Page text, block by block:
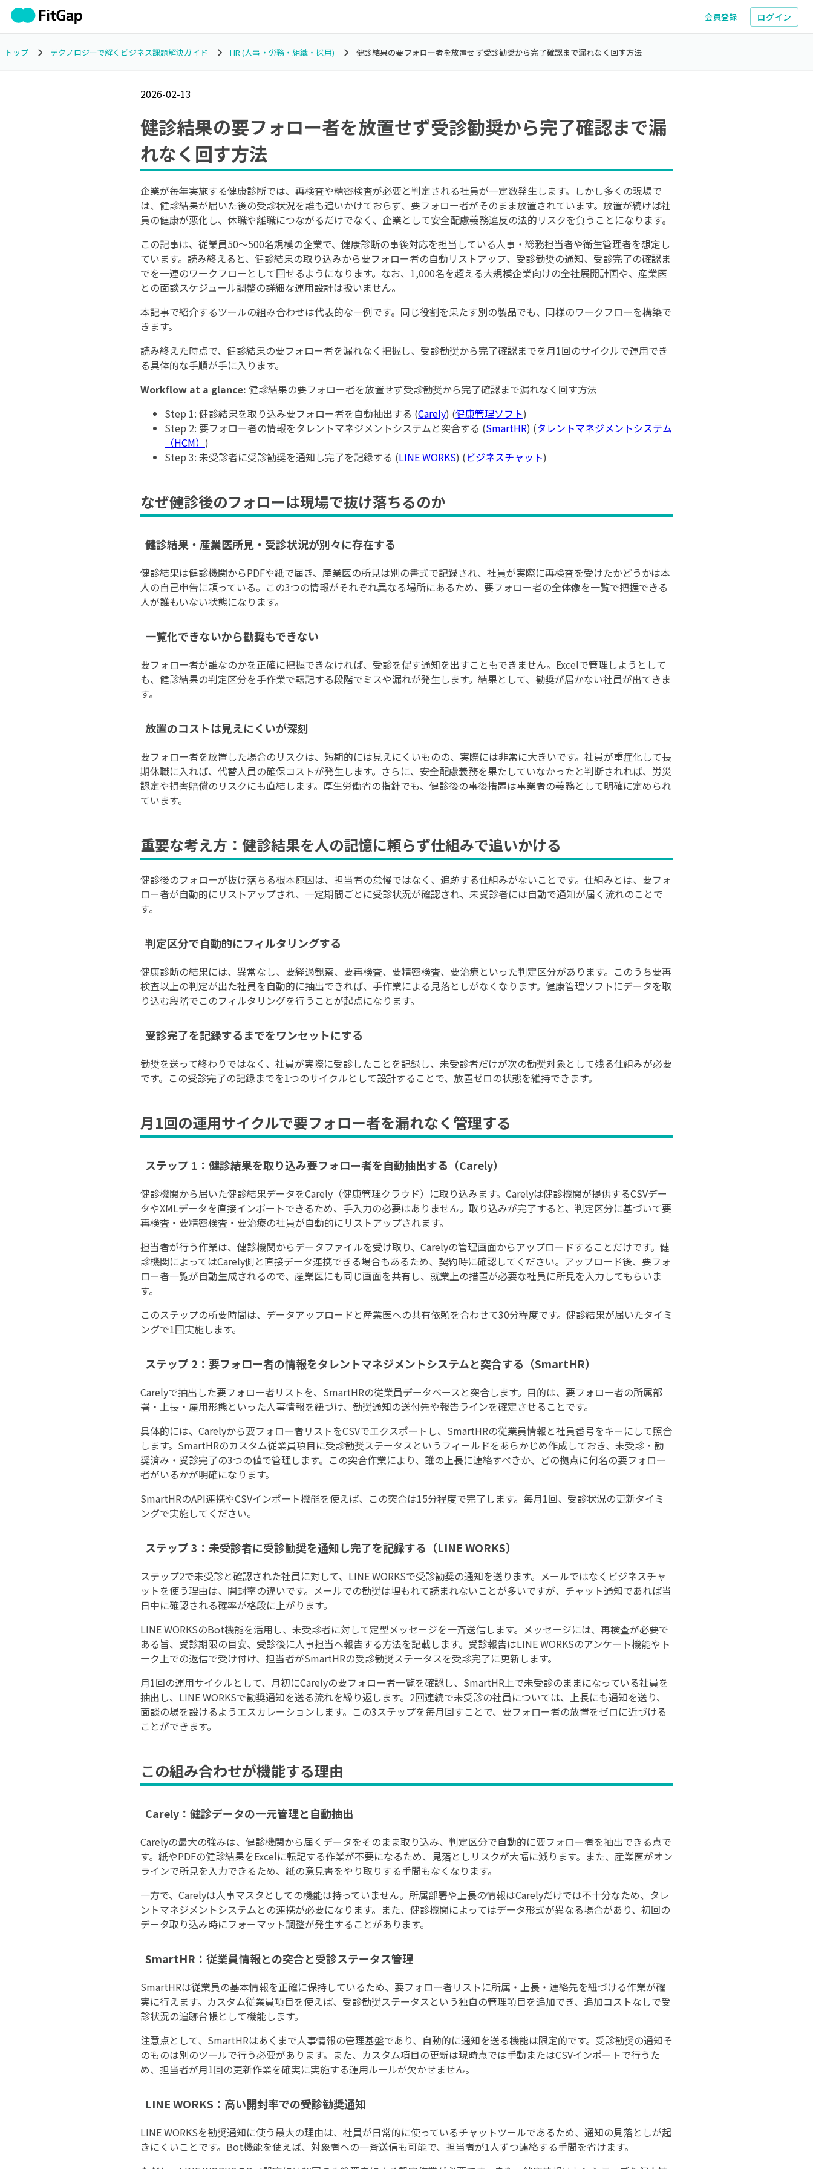
会員登録 ログイン
トップ テクノロジーで解くビジネス課題解決ガイド HR (人事・労務・組織・採用) 健診結果の要フォロー者を放置せず受診勧奨から完了確認まで漏れなく回す方法
2026-02-13
健診結果の要フォロー者を放置せず受診勧奨から完了確認まで漏
れなく回す方法
企業が毎年実施する健康診断では、再検査や精密検査が必要と判定される社員が一定数発生します。しかし多くの現場で
は、健診結果が届いた後の受診状況を誰も追いかけておらず、要フォロー者がそのまま放置されています。放置が続けば社
員の健康が悪化し、休職や離職につながるだけでなく、企業として安全配慮義務違反の法的リスクを負うことになります。
この記事は、従業員50〜500名規模の企業で、健康診断の事後対応を担当している人事・総務担当者や衛生管理者を想定し
ています。読み終えると、健診結果の取り込みから要フォロー者の自動リストアップ、受診勧奨の通知、受診完了の確認ま
でを一連のワークフローとして回せるようになります。なお、1,000名を超える大規模企業向けの全社展開計画や、産業医
との面談スケジュール調整の詳細な運用設計は扱いません。
本記事で紹介するツールの組み合わせは代表的な一例です。同じ役割を果たす別の製品でも、同様のワークフローを構築で
きます。
読み終えた時点で、健診結果の要フォロー者を漏れなく把握し、受診勧奨から完了確認までを月1回のサイクルで運用でき
る具体的な手順が手に入ります。
Workflow at a glance: 健診結果の要フォロー者を放置せず受診勧奨から完了確認まで漏れなく回す方法
Step 1: 健診結果を取り込み要フォロー者を自動抽出する (Carely) (健康管理ソフト)
Step 2: 要フォロー者の情報をタレントマネジメントシステムと突合する (SmartHR) (タレントマネジメントシステム
（HCM） )
Step 3: 未受診者に受診勧奨を通知し完了を記録する (LINE WORKS) (ビジネスチャット)
なぜ健診後のフォローは現場で抜け落ちるのか
健診結果・産業医所見・受診状況が別々に存在する
健診結果は健診機関からPDFや紙で届き、産業医の所見は別の書式で記録され、社員が実際に再検査を受けたかどうかは本
人の自己申告に頼っている。この3つの情報がそれぞれ異なる場所にあるため、要フォロー者の全体像を一覧で把握できる
人が誰もいない状態になります。
一覧化できないから勧奨もできない
要フォロー者が誰なのかを正確に把握できなければ、受診を促す通知を出すこともできません。Excelで管理しようとして
も、健診結果の判定区分を手作業で転記する段階でミスや漏れが発生します。結果として、勧奨が届かない社員が出てきま
す。
放置のコストは見えにくいが深刻
要フォロー者を放置した場合のリスクは、短期的には見えにくいものの、実際には非常に大きいです。社員が重症化して長
期休職に入れば、代替人員の確保コストが発生します。さらに、安全配慮義務を果たしていなかったと判断されれば、労災
認定や損害賠償のリスクにも直結します。厚生労働省の指針でも、健診後の事後措置は事業者の義務として明確に定められ
ています。
重要な考え方：健診結果を人の記憶に頼らず仕組みで追いかける
健診後のフォローが抜け落ちる根本原因は、担当者の怠慢ではなく、追跡する仕組みがないことです。仕組みとは、要フォ
ロー者が自動的にリストアップされ、一定期間ごとに受診状況が確認され、未受診者には自動で通知が届く流れのことで
す。
判定区分で自動的にフィルタリングする
健康診断の結果には、異常なし、要経過観察、要再検査、要精密検査、要治療といった判定区分があります。このうち要再
検査以上の判定が出た社員を自動的に抽出できれば、手作業による見落としがなくなります。健康管理ソフトにデータを取
り込む段階でこのフィルタリングを行うことが起点になります。
受診完了を記録するまでをワンセットにする
勧奨を送って終わりではなく、社員が実際に受診したことを記録し、未受診者だけが次の勧奨対象として残る仕組みが必要
です。この受診完了の記録までを1つのサイクルとして設計することで、放置ゼロの状態を維持できます。
月1回の運用サイクルで要フォロー者を漏れなく管理する
ステップ 1：健診結果を取り込み要フォロー者を自動抽出する（Carely）
健診機関から届いた健診結果データをCarely（健康管理クラウド）に取り込みます。Carelyは健診機関が提供するCSVデー
タやXMLデータを直接インポートできるため、手入力の必要はありません。取り込みが完了すると、判定区分に基づいて要
再検査・要精密検査・要治療の社員が自動的にリストアップされます。
担当者が行う作業は、健診機関からデータファイルを受け取り、Carelyの管理画面からアップロードすることだけです。健
診機関によってはCarely側と直接データ連携できる場合もあるため、契約時に確認してください。アップロード後、要フォ
ロー者一覧が自動生成されるので、産業医にも同じ画面を共有し、就業上の措置が必要な社員に所見を入力してもらいま
す。
このステップの所要時間は、データアップロードと産業医への共有依頼を合わせて30分程度です。健診結果が届いたタイミ
ングで1回実施します。
ステップ 2：要フォロー者の情報をタレントマネジメントシステムと突合する（SmartHR）
Carelyで抽出した要フォロー者リストを、SmartHRの従業員データベースと突合します。目的は、要フォロー者の所属部
署・上長・雇用形態といった人事情報を紐づけ、勧奨通知の送付先や報告ラインを確定させることです。
具体的には、Carelyから要フォロー者リストをCSVでエクスポートし、SmartHRの従業員情報と社員番号をキーにして照合
します。SmartHRのカスタム従業員項目に受診勧奨ステータスというフィールドをあらかじめ作成しておき、未受診・勧
奨済み・受診完了の3つの値で管理します。この突合作業により、誰の上長に連絡すべきか、どの拠点に何名の要フォロー
者がいるかが明確になります。
SmartHRのAPI連携やCSVインポート機能を使えば、この突合は15分程度で完了します。毎月1回、受診状況の更新タイミ
ングで実施してください。
ステップ 3：未受診者に受診勧奨を通知し完了を記録する（LINE WORKS）
ステップ2で未受診と確認された社員に対して、LINE WORKSで受診勧奨の通知を送ります。メールではなくビジネスチャ
ットを使う理由は、開封率の違いです。メールでの勧奨は埋もれて読まれないことが多いですが、チャット通知であれば当
日中に確認される確率が格段に上がります。
LINE WORKSのBot機能を活用し、未受診者に対して定型メッセージを一斉送信します。メッセージには、再検査が必要で
ある旨、受診期限の目安、受診後に人事担当へ報告する方法を記載します。受診報告はLINE WORKSのアンケート機能やト
ーク上での返信で受け付け、担当者がSmartHRの受診勧奨ステータスを受診完了に更新します。
月1回の運用サイクルとして、月初にCarelyの要フォロー者一覧を確認し、SmartHR上で未受診のままになっている社員を
抽出し、LINE WORKSで勧奨通知を送る流れを繰り返します。2回連続で未受診の社員については、上長にも通知を送り、
面談の場を設けるようエスカレーションします。この3ステップを毎月回すことで、要フォロー者の放置をゼロに近づける
ことができます。
この組み合わせが機能する理由
Carely：健診データの一元管理と自動抽出
Carelyの最大の強みは、健診機関から届くデータをそのまま取り込み、判定区分で自動的に要フォロー者を抽出できる点で
す。紙やPDFの健診結果をExcelに転記する作業が不要になるため、見落としリスクが大幅に減ります。また、産業医がオン
ラインで所見を入力できるため、紙の意見書をやり取りする手間もなくなります。
一方で、Carelyは人事マスタとしての機能は持っていません。所属部署や上長の情報はCarelyだけでは不十分なため、タレ
ントマネジメントシステムとの連携が必要になります。また、健診機関によってはデータ形式が異なる場合があり、初回の
データ取り込み時にフォーマット調整が発生することがあります。
SmartHR：従業員情報との突合と受診ステータス管理
SmartHRは従業員の基本情報を正確に保持しているため、要フォロー者リストに所属・上長・連絡先を紐づける作業が確
実に行えます。カスタム従業員項目を使えば、受診勧奨ステータスという独自の管理項目を追加でき、追加コストなしで受
診状況の追跡台帳として機能します。
注意点として、SmartHRはあくまで人事情報の管理基盤であり、自動的に通知を送る機能は限定的です。受診勧奨の通知そ
のものは別のツールで行う必要があります。また、カスタム項目の更新は現時点では手動またはCSVインポートで行うた
め、担当者が月1回の更新作業を確実に実施する運用ルールが欠かせません。
LINE WORKS：高い開封率での受診勧奨通知
LINE WORKSを勧奨通知に使う最大の理由は、社員が日常的に使っているチャットツールであるため、通知の見落としが起
きにくいことです。Bot機能を使えば、対象者への一斉送信も可能で、担当者が1人ずつ連絡する手間を省けます。